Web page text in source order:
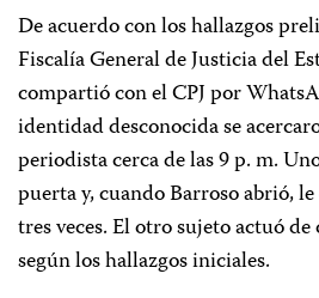
De acuerdo con los hallazgos
Fiscalía General de Justicia del
compartió con el CPJ por
identidad desconocida se
periodista cerca de las 9 p. m.
puerta y, cuando Barroso abrió,
tres veces. El otro sujeto actuó
según los hallazgos iniciales.